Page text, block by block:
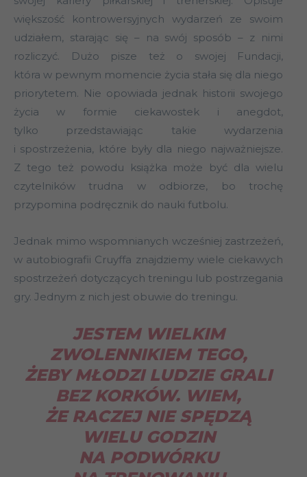
większość kontrowersyjnych wydarzeń ze swoim
udziałem, starając się – na swój sposób – z nimi
rozliczyć. Dużo pisze też o swojej Fundacji,
która w pewnym momencie życia stała się dla niego
priorytetem. Nie opowiada jednak historii swojego
życia w formie ciekawostek i anegdot,
tylko przedstawiając takie wydarzenia
i spostrzeżenia, które były dla niego najważniejsze.
Z tego też powodu książka może być dla wielu
czytelników trudna w odbiorze, bo trochę
przypomina podręcznik do nauki futbolu.
Jednak mimo wspomnianych wcześniej zastrzeżeń,
w autobiografii Cruyffa znajdziemy wiele ciekawych
spostrzeżeń dotyczących treningu lub postrzegania
gry. Jednym z nich jest obuwie do treningu.
JESTEM WIELKIM
ZWOLENNIKIEM TEGO,
ŻEBY MŁODZI LUDZIE GRALI
BEZ KORKÓW. WIEM,
ŻE RACZEJ NIE SPĘDZĄ
WIELU GODZIN
NA PODWÓRKU